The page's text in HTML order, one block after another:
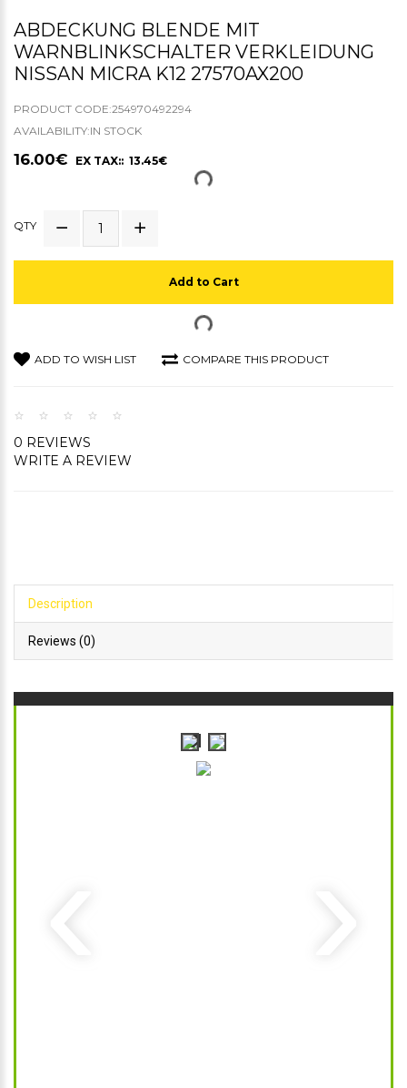
ABDECKUNG BLENDE MIT
WARNBLINKSCHALTER VERKLEIDUNG
NISSAN MICRA K12 27570AX200
PRODUCT CODE:254970492294
AVAILABILITY:IN STOCK
16.00€ EX TAX:: 13.45€
QTY
Add to Cart
ADD TO WISH LIST COMPARE THIS PRODUCT
0 REVIEWS
WRITE A REVIEW
Description
Reviews (0)
‹ ›